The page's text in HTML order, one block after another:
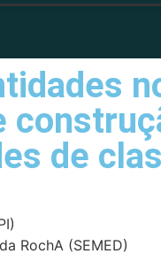
de
RochA (SEMED)